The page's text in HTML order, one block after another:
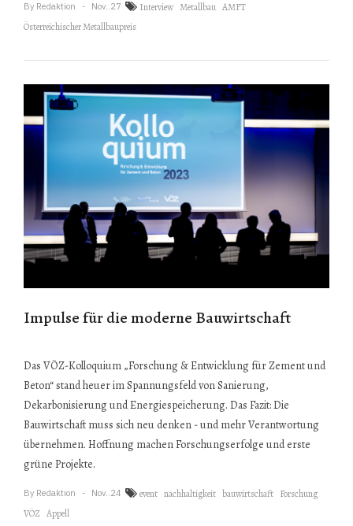
By Redaktion Nov..27 Interview Metallbau AMFT
Österreichischer Metallbaupreis
Impulse für die moderne Bauwirtschaft
Das VÖZ-Kolloquium „Forschung & Entwicklung für Zement und
Beton“ stand heuer im Spannungsfeld von Sanierung,
Dekarbonisierung und Energiespeicherung. Das Fazit: Die
Bauwirtschaft muss sich neu denken - und mehr Verantwortung
übernehmen. Hoffnung machen Forschungserfolge und erste
grüne Projekte.
By Redaktion Nov..24 event nachhaltigkeit bauwirtschaft Forschung
VÖZ Appell